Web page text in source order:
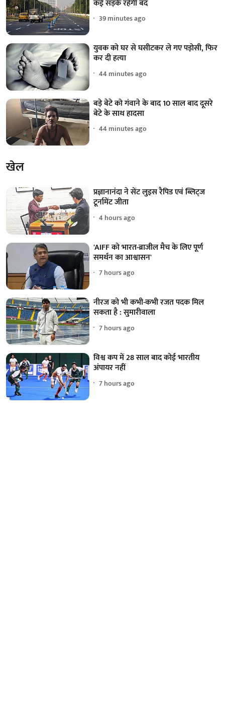
कई सड़कें रहेंगी बंद
39 minutes ago
युवक को घर से घसीटकर ले गए पड़ोसी, फिर
कर दी हत्या
44 minutes ago
बड़े बेटे को गंवाने के बाद 10 साल बाद दूसरे
बेटे के साथ हादसा
44 minutes ago
खेल
प्रज्ञानानंदा ने सेंट लुइस रैपिड एवं ब्लिट्ज
टूर्नामेंट जीता
4 hours ago
'AIFF को भारत-ब्राजील मैच के लिए पूर्ण
समर्थन का आश्वासन'
7 hours ago
नीरज को भी कभी-कभी रजत पदक मिल
सकता है : सुमारीवाला
7 hours ago
विश्व कप में 28 साल बाद कोई भारतीय
अंपायर नहीं
7 hours ago